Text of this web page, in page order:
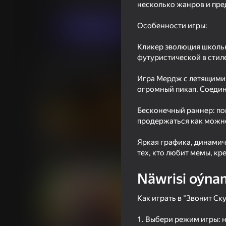
Dolzhenko Dev
Shrek: ESCAPE from the swamp
Schoolboy Escape:
Runaway
67
несколько жанров и
Особенности игры:
Кликер эволюция
футуристической в
Игра Мердж с летящими
огромный пикап.
Бесконечный раннер:
продержаться как
Яркая графика,
тех, кто любит мемы,
Näwrisi
Как играть в "Звонит
1. Выбери режим игры: